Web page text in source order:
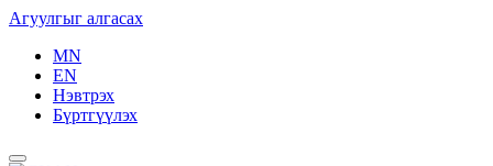
Агуулгыг алгасах
MN
EN
Нэвтрэх
Бүртгүүлэх